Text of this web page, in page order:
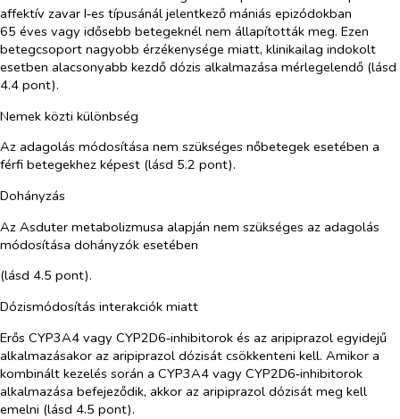
affektív zavar I‑es típusánál jelentkező mániás epizódokban
65 éves vagy idősebb betegeknél nem állapították meg. Ezen
betegcsoport nagyobb érzékenysége miatt, klinikailag indokolt
esetben alacsonyabb kezdő dózis alkalmazása mérlegelendő (lásd
4.4 pont).
Nemek közti különbség
Az adagolás módosítása nem szükséges nőbetegek esetében a
férfi betegekhez képest (lásd 5.2 pont).
Dohányzás
Az Asduter metabolizmusa alapján nem szükséges az adagolás
módosítása dohányzók esetében
(lásd 4.5 pont).
Dózismódosítás interakciók miatt
Erős CYP3A4 vagy CYP2D6‑inhibitorok és az aripiprazol egyidejű
alkalmazásakor az aripiprazol dózisát csökkenteni kell. Amikor a
kombinált kezelés során a CYP3A4 vagy CYP2D6‑inhibitorok
alkalmazása befejeződik, akkor az aripiprazol dózisát meg kell
emelni (lásd 4.5 pont).